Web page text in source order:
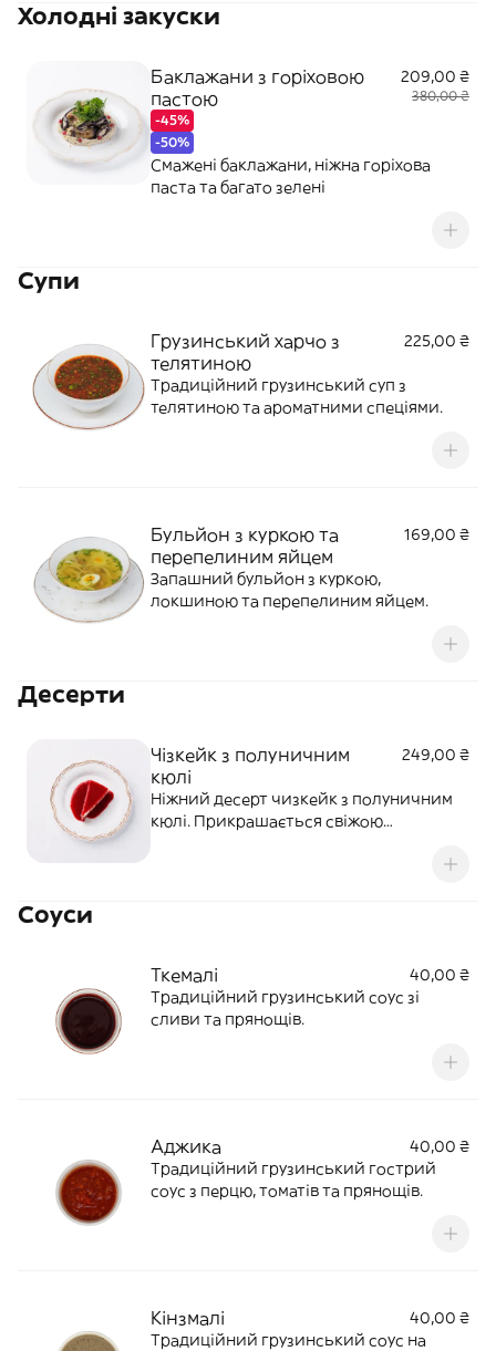
Холодні закуски
Баклажани з горіховою
пастою
-45%
-50%
209,00 ₴
380,00 ₴
Смажені баклажани, ніжна горіхова
паста та багато зелені
Супи
Грузинський харчо з
телятиною
225,00 ₴
Традиційний грузинський суп з
телятиною та ароматними спеціями.
Бульйон з куркою та
перепелиним яйцем
169,00 ₴
Запашний бульйон з куркою,
локшиною та перепелиним яйцем.
Десерти
Чізкейк з полуничним
кюлі
249,00 ₴
Ніжний десерт чизкейк з полуничним
кюлі. Прикрашається свіжою
Соуси
Ткемалі
40,00 ₴
Традиційний грузинський соус зі
сливи та прянощів.
Аджика
40,00 ₴
Традиційний грузинський гострий
соус з перцю, томатів та прянощів.
Кінзмалі
40,00 ₴
Традиційний грузинський соус на